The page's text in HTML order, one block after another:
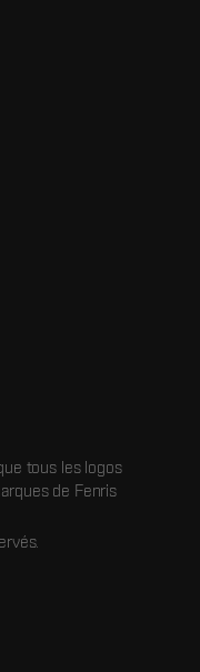
tous les logos
de Fenris